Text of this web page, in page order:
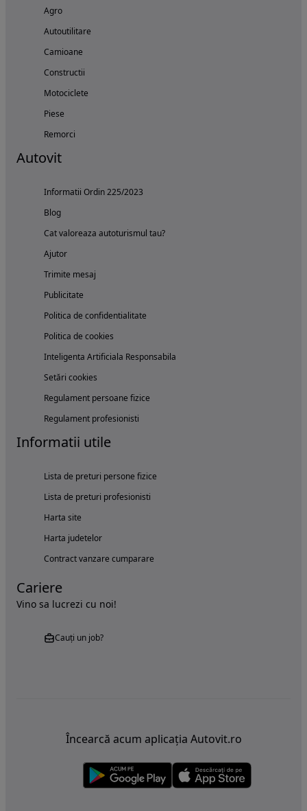
Agro
Autoutilitare
Camioane
Constructii
Motociclete
Piese
Remorci
Autovit
Informatii Ordin 225/2023
Blog
Cat valoreaza autoturismul tau?
Ajutor
Trimite mesaj
Publicitate
Politica de confidentialitate
Politica de cookies
Inteligenta Artificiala Responsabila
Setări cookies
Regulament persoane fizice
Regulament profesionisti
Informatii utile
Lista de preturi persone fizice
Lista de preturi profesionisti
Harta site
Harta judetelor
Contract vanzare cumparare
Cariere
Vino sa lucrezi cu noi!
Cauți un job?
Încearcă acum aplicația Autovit.ro